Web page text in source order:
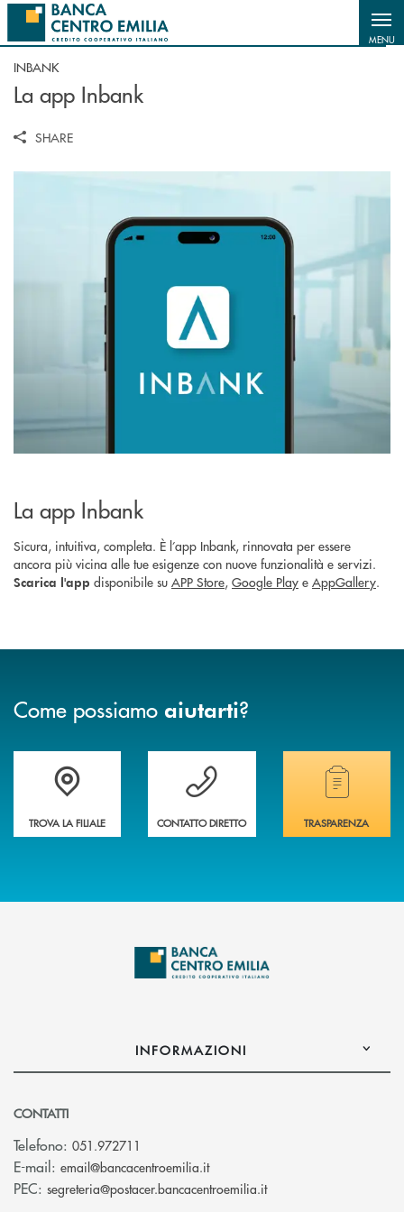
Salta al contenuto principale
MENU
INBANK
La app Inbank
SHARE
La app Inbank
Sicura, intuitiva, completa. È l’app Inbank, rinnovata per essere
ancora più vicina alle tue esigenze con nuove funzionalità e servizi.
Scarica l'app disponibile su APP Store, Google Play e AppGallery.
Come possiamo aiutarti?
Accedi all' elenco completo delle filiali
TROVA LA FILIALE
Vuoi avere maggiori informazioni sulla
CONTATTO DIRETTO
Hai bisogno di
TRASPARENZA
INFORMAZIONI
CONTATTI
Telefono: 051.972711
E-mail: email@bancacentroemilia.it(si apre l’app di posta
PEC: segreteria@postacer.bancacentroemilia.it(si apre l’app di